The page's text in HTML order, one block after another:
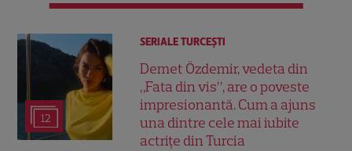
12
SERIALE TURCEŞTI
Demet Özdemir, vedeta din
„Fata din vis”, are o poveste
impresionantă. Cum a ajuns
una dintre cele mai iubite
actrițe din Turcia